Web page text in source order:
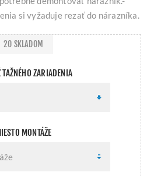
si vyžaduje rezať do nárazníka.
TAŽNÉHO ZARIADENIA
MONTÁŽE
20 SKLADOM